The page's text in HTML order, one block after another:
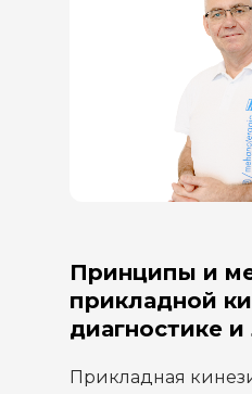
Принципы и
прикладной
диагностике
Прикладная